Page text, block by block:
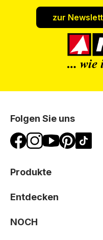
zur
Folgen Sie uns
Produkte
Entdecken
NOCH